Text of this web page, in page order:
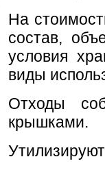
На
состав,
условия
виды
Отходы
крышками.